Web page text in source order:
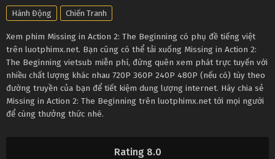
Rating 8.0
Hành Động Chiến Tranh
Xem phim Missing in Action 2: The Beginning có phụ đề tiếng việt
trên luotphimx.net. Bạn cũng có thể tải xuống Missing in Action 2:
The Beginning vietsub miễn phí, đừng quên xem phát trực tuyến với
nhiều chất lượng khác nhau 720P 360P 240P 480P (nếu có) tùy theo
đường truyền của bạn để tiết kiệm dung lượng internet. Hãy chia sẻ
Missing in Action 2: The Beginning trên luotphimx.net tới mọi người
để cùng thưởng thức nhé.